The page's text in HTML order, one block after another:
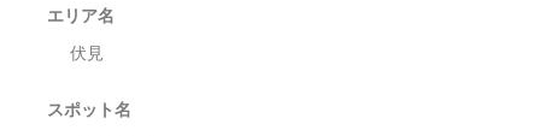
エリア名
伏見
スポット名